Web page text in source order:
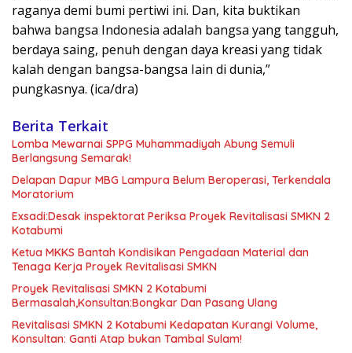
raganya demi bumi pertiwi ini. Dan, kita buktikan
bahwa bangsa Indonesia adalah bangsa yang tangguh,
berdaya saing, penuh dengan daya kreasi yang tidak
kalah dengan bangsa-bangsa Iain di dunia,”
pungkasnya. (ica/dra)
Berita Terkait
Lomba Mewarnai SPPG Muhammadiyah Abung Semuli
Berlangsung Semarak!
Delapan Dapur MBG Lampura Belum Beroperasi, Terkendala
Moratorium
Exsadi:Desak inspektorat Periksa Proyek Revitalisasi SMKN 2
Kotabumi
Ketua MKKS Bantah Kondisikan Pengadaan Material dan
Tenaga Kerja Proyek Revitalisasi SMKN
Proyek Revitalisasi SMKN 2 Kotabumi
Bermasalah,Konsultan:Bongkar Dan Pasang Ulang
Revitalisasi SMKN 2 Kotabumi Kedapatan Kurangi Volume,
Konsultan: Ganti Atap bukan Tambal Sulam!